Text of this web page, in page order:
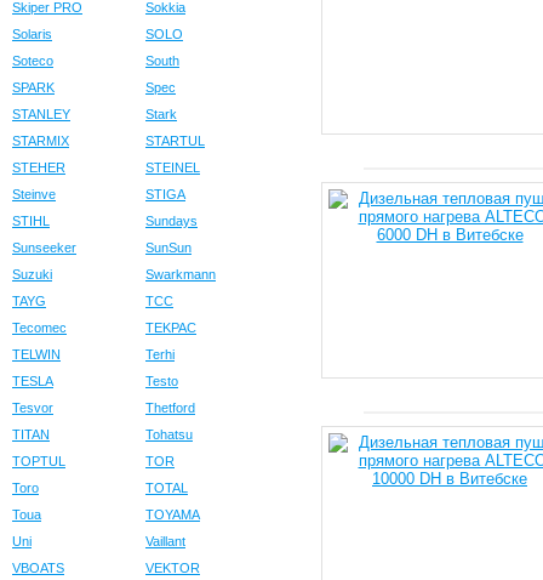
Skiper PRO
Sokkia
Solaris
SOLO
Soteco
South
SPARK
Spec
STANLEY
Stark
STARMIX
STARTUL
STEHER
STEINEL
Steinve
STIGA
STIHL
Sundays
Sunseeker
SunSun
Suzuki
Swarkmann
TAYG
TCC
Tecomec
TEKPAC
TELWIN
Terhi
TESLA
Testo
Tesvor
Thetford
TITAN
Tohatsu
TOPTUL
TOR
Toro
TOTAL
Toua
TOYAMA
Uni
Vaillant
VBOATS
VEKTOR